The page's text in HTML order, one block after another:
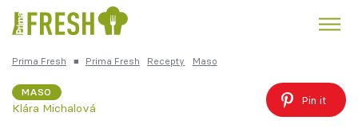
Česká kuchyně
Prima Fresh ■ Prima Fresh Recepty Maso
MASO
Klára Michalová
Pin it